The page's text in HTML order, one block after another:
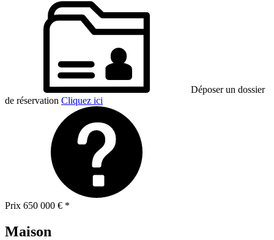
Déposer un dossier
de réservation Cliquez ici
Prix 650 000 € *
Maison